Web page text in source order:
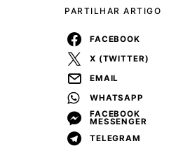
PARTILHAR ARTIGO
FACEBOOK
X (TWITTER)
EMAIL
WHATSAPP
FACEBOOK
MESSENGER
TELEGRAM